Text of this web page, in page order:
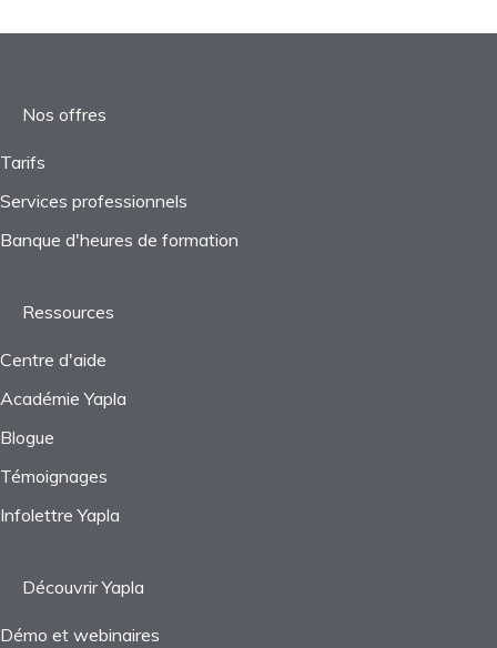
Nos offres
Tarifs
Services professionnels
Banque d'heures de formation
Ressources
Centre d'aide
Académie Yapla
Blogue
Témoignages
Infolettre Yapla
Découvrir Yapla
Démo et webinaires